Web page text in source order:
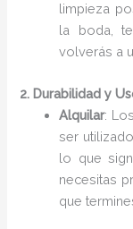
limpieza
la boda,
volverás a
2. Durabilidad y
Alquilar:
ser
lo que
necesitas
que